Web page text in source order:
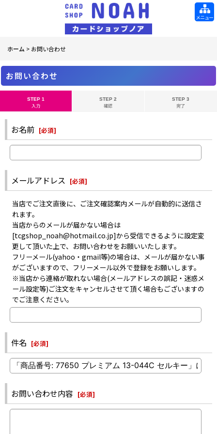
メニュー
ホーム > お問い合わせ
お問い合わせ
STEP 1
入力
STEP 2
確認
STEP 3
完了
お名前 [必須]
メールアドレス [必須]
当店でご注文直後に、ご注文確認案内メールが自動的に送信さ
れます。
当店からのメールが届かない場合は
[tcgshop_noah@hotmail.co.jp]から受信できるように設定変
更して頂いた上で、お問い合わせをお願いいたします。
フリーメール(yahoo・gmail等)の場合は、メールが届かない事
がございますので、フリーメール以外で登録をお願いします。
※当店から連絡が取れない場合(メールアドレスの誤記・迷惑メ
ール設定等)ご注文をキャンセルさせて頂く場合もございますの
でご注意ください。
件名 [必須]
お問い合わせ内容 [必須]